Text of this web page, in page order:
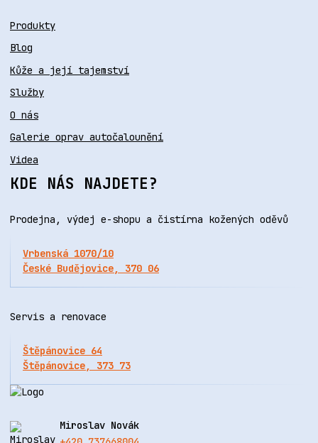
Produkty
Blog
Kůže a její tajemství
Služby
O nás
Galerie oprav autočalounění
Videa
KDE NÁS NAJDETE?
Prodejna, výdej e-shopu a čistírna kožených oděvů
Vrbenská 1070/10
České Budějovice, 370 06
Servis a renovace
Štěpánovice 64
Štěpánovice, 373 73
Miroslav Novák